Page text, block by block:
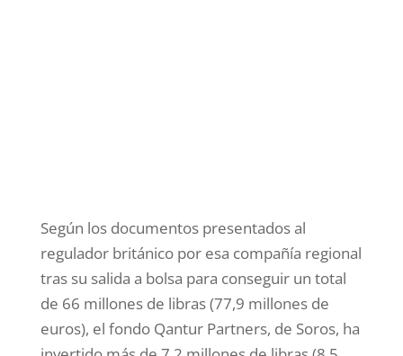
Según los documentos presentados al
regulador británico por esa compañía regional
tras su salida a bolsa para conseguir un total
de 66 millones de libras (77,9 millones de
euros), el fondo Qantur Partners, de Soros, ha